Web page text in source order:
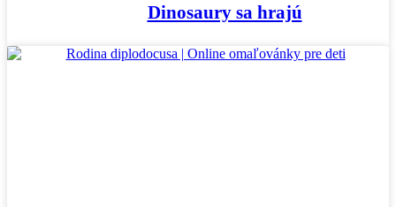
Dinosaury sa hrajú